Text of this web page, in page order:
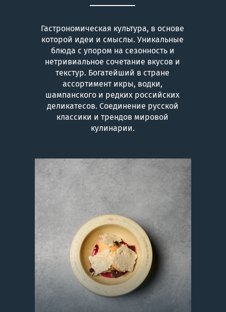
Гастрономическая культура, в основе
которой идеи и смыслы. Уникальные
блюда с упором на сезонность и
нетривиальное сочетание вкусов и
текстур. Богатейший в стране
ассортимент икры, водки,
шампанского и редких российских
деликатесов. Соединение русской
классики и трендов мировой
кулинарии.